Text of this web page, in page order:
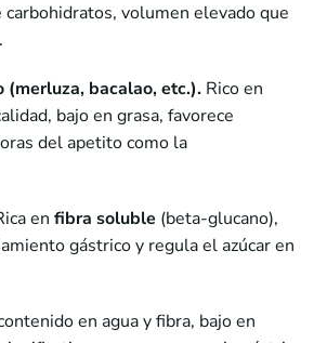
volumen elevado que
(merluza, bacalao, etc.). Rico en
bajo en grasa, favorece
del apetito como la
en fibra soluble (beta-glucano),
gástrico y regula el azúcar en
en agua y fibra, bajo en